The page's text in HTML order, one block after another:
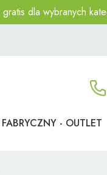
gratis dla wybranych
FABRYCZNY - OUTLET